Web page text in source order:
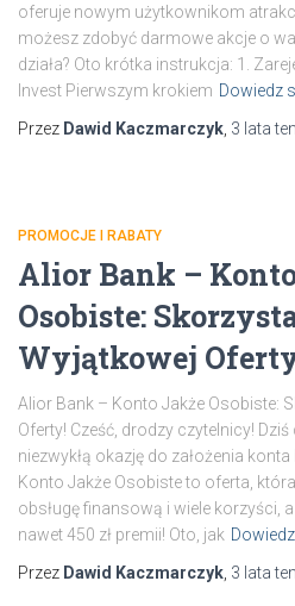
oferuje nowym użytkownikom
możesz zdobyć darmowe akcje o
działa? Oto krótka instrukcja: 1.
Invest Pierwszym krokiem Dowiedz
Przez Dawid Kaczmarczyk 3 lata
PROMOCJE I RABATY
Alior Bank –
Osobiste:
Wyjątkowej
Alior Bank – Konto Jakże Osobiste:
Oferty! Cześć, drodzy czytelnicy!
niezwykłą okazję do założenia
Konto Jakże Osobiste to oferta,
obsługę finansową i wiele korzyści,
nawet 450 zł premii! Oto, jak
Przez Dawid Kaczmarczyk 3 lata